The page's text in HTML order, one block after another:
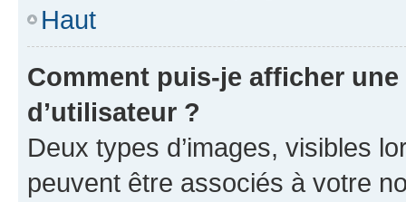
Haut
Comment puis-je afficher
d’utilisateur ?
Deux types d’images, visibles
peuvent être associés à votre